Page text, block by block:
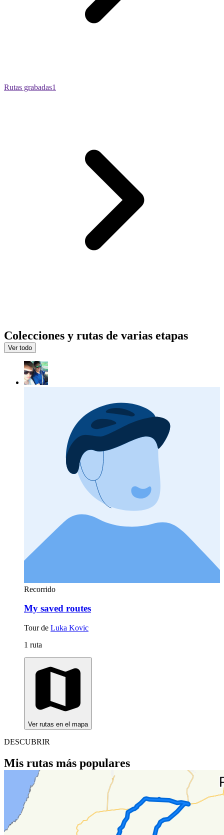
Rutas grabadas1
Colecciones y rutas de varias etapas
Ver todo
Recorrido
My saved routes
Tour de Luka Kovic
1 ruta
Ver rutas en el mapa
DESCUBRIR
Mis rutas más populares